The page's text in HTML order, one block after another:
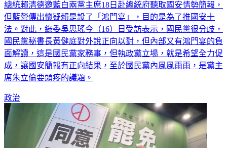
總統賴清德邀藍白兩黨主席18日赴總統府聽取國安情勢簡報，
但藍營傳出懷疑賴是設了「鴻門宴」，目的是為了推國安十
法。對此，綠委吳思瑤今（16）日受訪表示，國民黨很分歧，
國民黨秘書長黃健庭對外說正向以對，但內部又有鴻門宴的負
面解讀，這是國民黨家務事，但執政黨立場，就是希望全力促
成，讓國安簡報有正向結果，至於國民黨內風風雨雨，是黨主
席朱立倫要頭疼的議題。
政治